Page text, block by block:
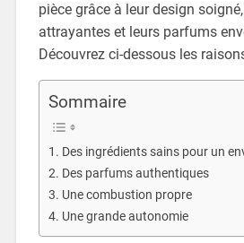
pièce grâce à leur design
attrayantes et leurs parfums
Découvrez ci-dessous les
Sommaire
Des ingrédients sains pour un
Des parfums authentiques
Une combustion propre
Une grande autonomie